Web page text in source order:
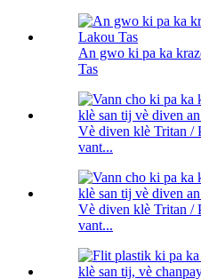
An gwo ki pa ka
Tas
Vè diven klè Tritan /
vant...
Vè diven klè Tritan /
vant...